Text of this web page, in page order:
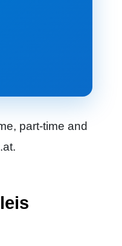
part-time and